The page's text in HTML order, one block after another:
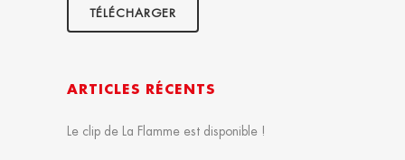
TÉLÉCHARGER
ARTICLES RÉCENTS
Le clip de La Flamme est disponible !